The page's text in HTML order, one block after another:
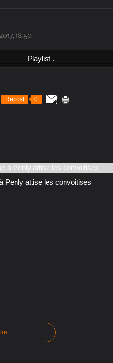
18:50
Repost 0
Penly attise les convoitises